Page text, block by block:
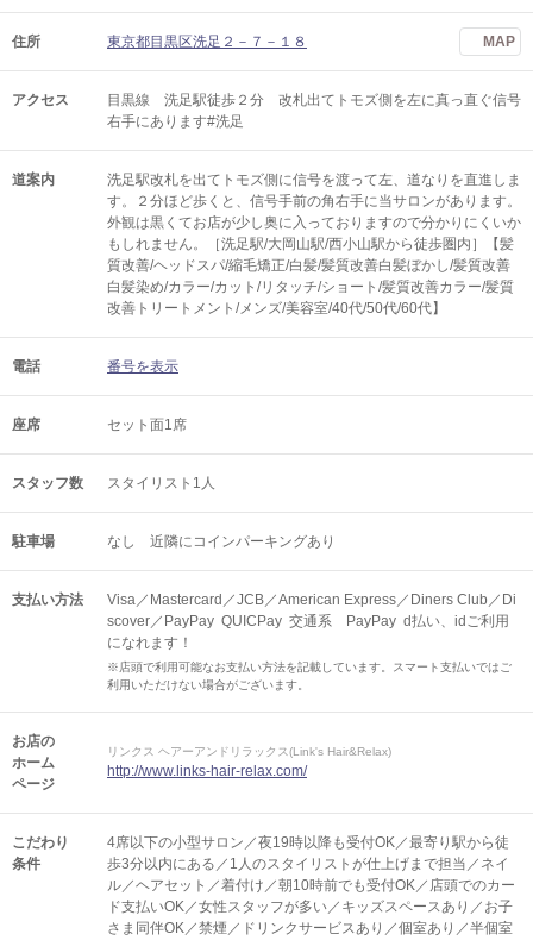
住所 東京都目黒区洗足２－７－１８ MAP
アクセス
目黒線 洗足駅徒歩２分 改札出てトモズ側を左に真っ直ぐ信号
右手にあります#洗足
道案内
洗足駅改札を出てトモズ側に信号を渡って左、道なりを直進しま
す。２分ほど歩くと、信号手前の角右手に当サロンがあります。
外観は黒くてお店が少し奥に入っておりますので分かりにくいか
もしれません。［洗足駅/大岡山駅/西小山駅から徒歩圏内］【髪
質改善/ヘッドスパ/縮毛矯正/白髪/髪質改善白髪ぼかし/髪質改善
白髪染め/カラー/カット/リタッチ/ショート/髪質改善カラー/髪質
改善トリートメント/メンズ/美容室/40代/50代/60代】
電話 番号を表示
座席 セット面1席
スタッフ数 スタイリスト1人
駐車場 なし 近隣にコインパーキングあり
支払い方法
Visa／Mastercard／JCB／American Express／Diners Club／Di
scover／PayPay QUICPay 交通系 PayPay d払い、idご利用
になれます！
※店頭で利用可能なお支払い方法を記載しています。スマート支払いではご
利用いただけない場合がございます。
お店の
ホーム
ページ
リンクス ヘアーアンドリラックス(Link's Hair&Relax)
http://www.links-hair-relax.com/
こだわり
条件
4席以下の小型サロン／夜19時以降も受付OK／最寄り駅から徒
歩3分以内にある／1人のスタイリストが仕上げまで担当／ネイ
ル／ヘアセット／着付け／朝10時前でも受付OK／店頭でのカー
ド支払いOK／女性スタッフが多い／キッズスペースあり／お子
さま同伴OK／禁煙／ドリンクサービスあり／個室あり／半個室